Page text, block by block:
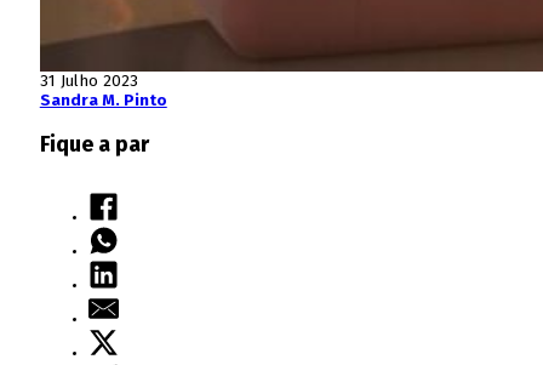
31 Julho 2023
Sandra M. Pinto
Fique a par